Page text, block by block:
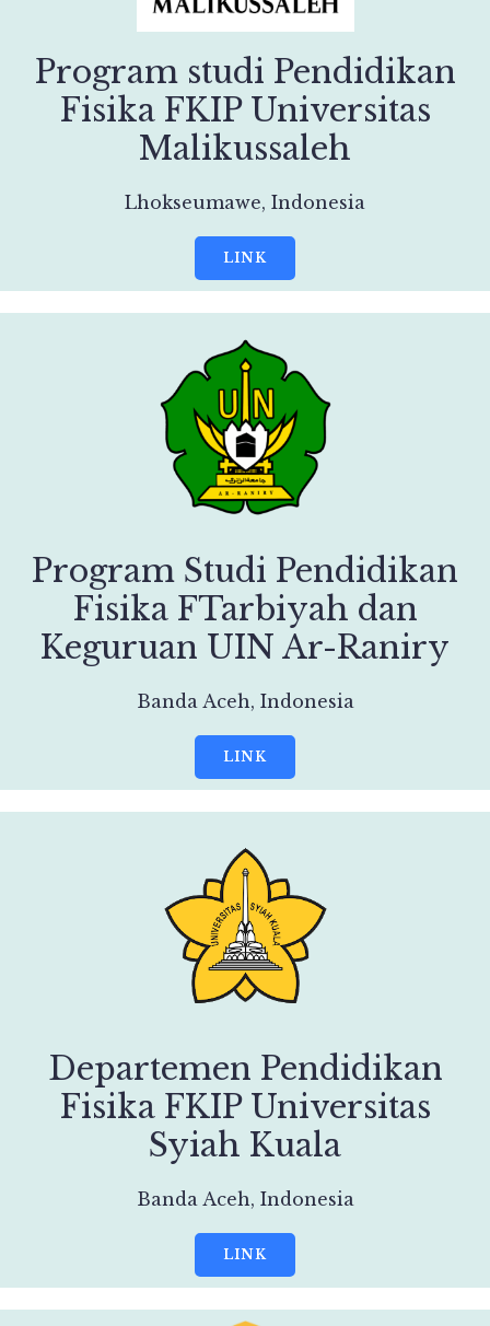
Program studi Pendidikan
Fisika FKIP Universitas
Malikussaleh
Lhokseumawe, Indonesia
LINK
Program Studi Pendidikan
Fisika FTarbiyah dan
Keguruan UIN Ar-Raniry
Banda Aceh, Indonesia
LINK
Departemen Pendidikan
Fisika FKIP Universitas
Syiah Kuala
Banda Aceh, Indonesia
LINK